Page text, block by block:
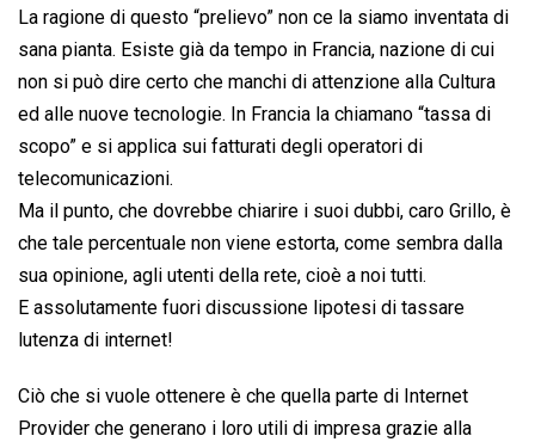
La ragione di questo “prelievo” non ce la siamo inventata di
sana pianta. Esiste già da tempo in Francia, nazione di cui
non si può dire certo che manchi di attenzione alla Cultura
ed alle nuove tecnologie. In Francia la chiamano “tassa di
scopo” e si applica sui fatturati degli operatori di
telecomunicazioni.
Ma il punto, che dovrebbe chiarire i suoi dubbi, caro Grillo, è
che tale percentuale non viene estorta, come sembra dalla
sua opinione, agli utenti della rete, cioè a noi tutti.
E assolutamente fuori discussione lipotesi di tassare
lutenza di internet!
Ciò che si vuole ottenere è che quella parte di Internet
Provider che generano i loro utili di impresa grazie alla